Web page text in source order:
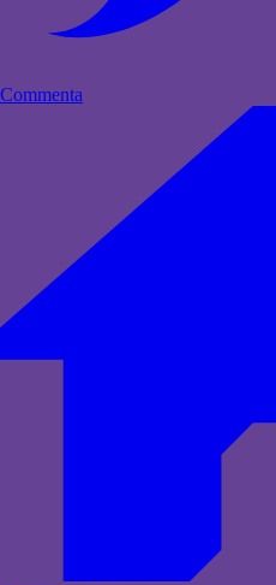
Commenta